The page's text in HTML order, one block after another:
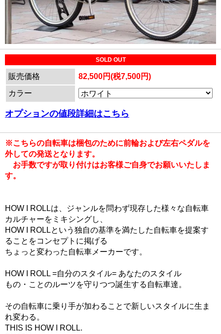
SOLD OUT
販売価格
82,500円(税7,500円)
カラー
オプションの値段詳細はこちら
※こちらの自転車は梱包のために前輪および左右ペダルを
外しての発送となります。
お手数ですが取り付けはお客様ご自身でお願いいたしま
す。
HOW I ROLLは、ジャンルを問わず現存した様々な自転車
カルチャーをミキシングし、
HOW I ROLLという独自の基準を満たした自転車を提案す
ることをコンセプトに掲げる
ちょっと変わった自転車メーカーです。
HOW I ROLL =自分のスタイル= あなたのスタイル
もの・ことのルーツを守りつつ誕生する自転車達。
その自転車に乗り手が加わることで新しいスタイルに生ま
れ変わる。
THIS IS HOW I ROLL.